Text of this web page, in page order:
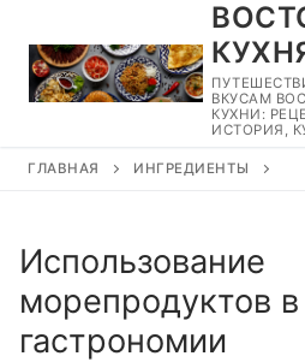
содержимому
ВКУСАМ
КУХНИ:
ИСТОРИЯ,
ГЛАВНАЯ ИНГРЕДИЕНТЫ
Использование
морепродуктов в
гастрономии